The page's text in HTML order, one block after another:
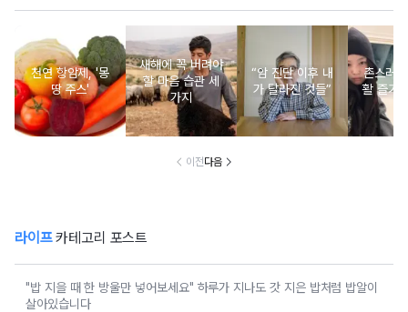
천연 항암제, '몽
땅 주스'
새해에 꼭 버려야
할 마음 습관 세
가지
“암 진단 이후 내
가 달라진 것들”
촌스러
활 즐기
이전다음
라이프카테고리 포스트
"밥 지을 때 한 방울만 넣어보세요" 하루가 지나도 갓 지은 밥처럼 밥알이
살아있습니다